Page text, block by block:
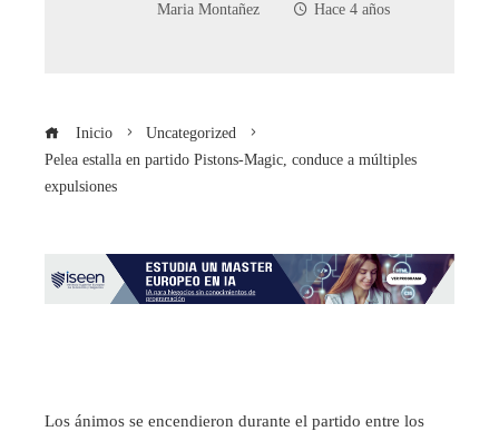
Maria Montañez Hace 4 años
Inicio
Uncategorized
Pelea estalla en partido Pistons-Magic, conduce a múltiples
expulsiones
Los ánimos se encendieron durante el partido entre los